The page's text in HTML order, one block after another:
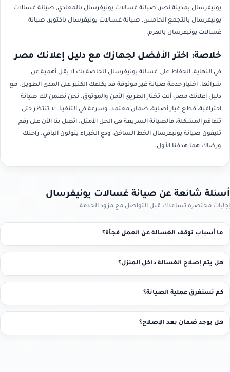
يونيفرسال بمدينة نصر, صيانة غسالات يونيفرسال بالمعادي, صيانة غسالات
يونيفرسال بالتجمع الخامس, صيانة غسالات يونيفرسال باكتوبر, صيانة
غسالات يونيفرسال بالهرم.
خلاصة: اختر الأفضل لجهازك مع دليل إعلانك مصر
في النهاية، الحفاظ على غسالة يونيفرسال الخاصة بك لا يقل أهمية عن
شرائها. اختيار خدمة صيانة غير موثوقة قد يكلفك الكثير على المدى الطويل. مع
دليل إعلانك مصر، أنت تختار الطريق الآمن والموثوق. نحن نضمن لك صيانة
احترافية، قطع غيار أصلية، ضمان معتمد، وسرعة في التنفيذ. لا تنتظر حتى
تتفاقم المشكلة، فالصيانة السريعة هي الحل الأمثل. اتصل بنا الآن على رقم
تليفون صيانة يونيفرسال الخط الساخن، ودع الخبراء يتولون الباقي. راحتك
ورضاك هما هدفنا الأول.
أسئلة شائعة عن صيانة غسالات يونيفرسال
إجابات مختصرة تساعدك قبل التواصل مع مزود الخدمة.
ما أسباب توقف الغسالة عن العمل فجأة؟
هل يتم إصلاح الغسالة داخل المنزل؟
كم تستغرق عملية الصيانة؟
هل يوجد ضمان بعد الإصلاح؟